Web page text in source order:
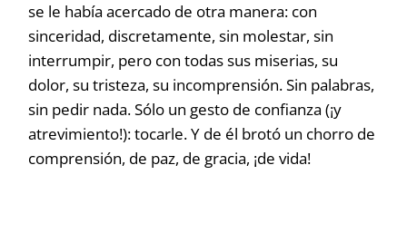
se le había acercado de otra manera: con
sinceridad, discretamente, sin molestar, sin
interrumpir, pero con todas sus miserias, su
dolor, su tristeza, su incomprensión. Sin palabras,
sin pedir nada. Sólo un gesto de confianza (¡y
atrevimiento!): tocarle. Y de él brotó un chorro de
comprensión, de paz, de gracia, ¡de vida!